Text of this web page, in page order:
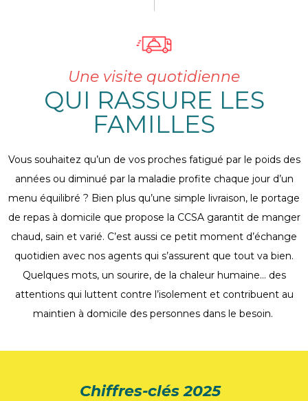
Une visite quotidienne
QUI RASSURE LES
FAMILLES
Vous souhaitez qu’un de vos proches fatigué par le poids des
années ou diminué par la maladie profite chaque jour d’un
menu équilibré ? Bien plus qu’une simple livraison, le portage
de repas à domicile que propose la CCSA garantit de manger
chaud, sain et varié. C’est aussi ce petit moment d’échange
quotidien avec nos agents qui s’assurent que tout va bien.
Quelques mots, un sourire, de la chaleur humaine… des
attentions qui luttent contre l’isolement et contribuent au
maintien à domicile des personnes dans le besoin.
Chiffres-clés 2025